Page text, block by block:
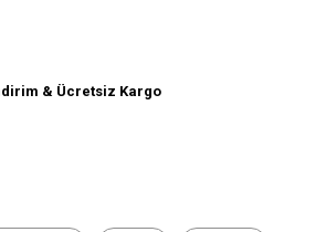
& Ücretsiz Kargo